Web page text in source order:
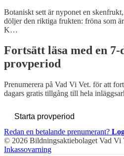
Botaniskt sett är nyponet en
döljer den riktiga frukten: fröna som
K…
Fortsätt läsa med en
provperiod
Prenumerera på Vad Vi Vet. för att
dagars gratis tillgång till hela
Starta provperiod
Redan en betalande prenumerant?
© 2026 Bildningsaktiebolaget Vad Vi
Inkassovarning